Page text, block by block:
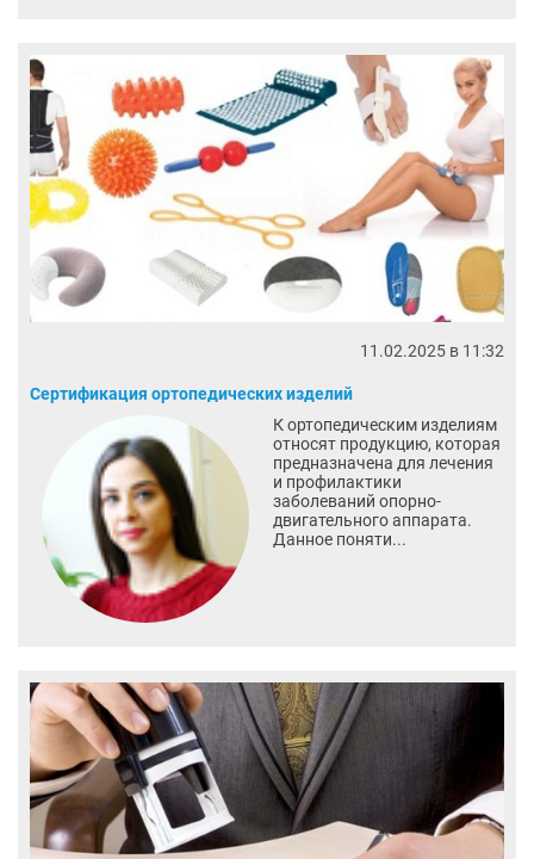
11.02.2025 в 11:32
Сертификация ортопедических изделий
К ортопедическим изделиям
относят продукцию, которая
предназначена для лечения
и профилактики
заболеваний опорно-
двигательного аппарата.
Данное поняти...